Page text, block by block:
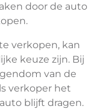
door de auto
verkopen, kan
keuze zijn. Bij
van de
verkoper het
blijft dragen.